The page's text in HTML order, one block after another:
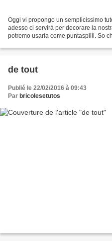
Oggi vi propongo un semplicissimo
adesso ci servirà per decorare la
potremo usarla come puntaspilli. So
de tout
Publié le 22/02/2016 à 09:43
Par bricolesetutos